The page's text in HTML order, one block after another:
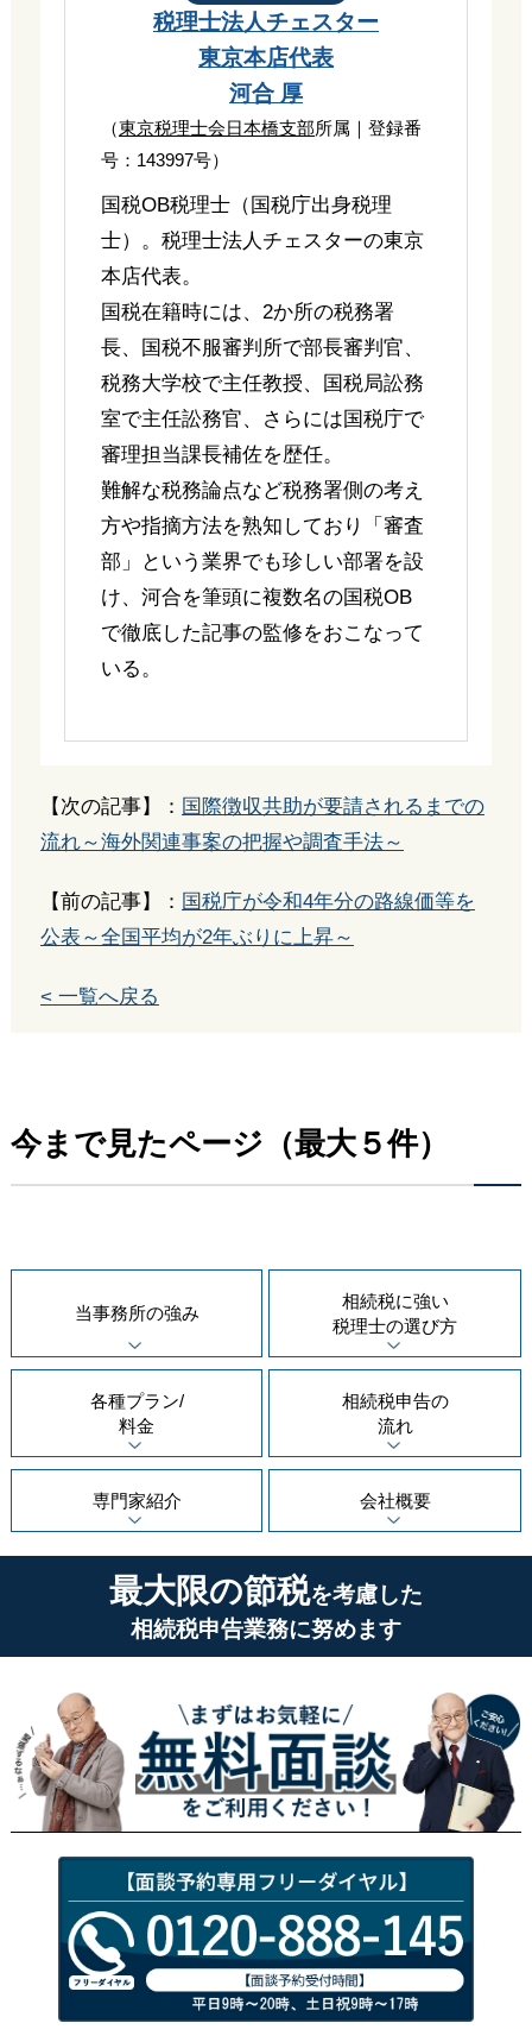
税理士法人チェスター
東京本店代表
河合 厚
（東京税理士会日本橋支部所属｜登録番
号：143997号）
国税OB税理士（国税庁出身税理
士）。税理士法人チェスターの東京
本店代表。
国税在籍時には、2か所の税務署
長、国税不服審判所で部長審判官、
税務大学校で主任教授、国税局訟務
室で主任訟務官、さらには国税庁で
審理担当課長補佐を歴任。
難解な税務論点など税務署側の考え
方や指摘方法を熟知しており「審査
部」という業界でも珍しい部署を設
け、河合を筆頭に複数名の国税OB
で徹底した記事の監修をおこなって
いる。
【次の記事】： 国際徴収共助が要請されるまでの
流れ～海外関連事案の把握や調査手法～
【前の記事】： 国税庁が令和4年分の路線価等を
公表～全国平均が2年ぶりに上昇～
< 一覧へ戻る
今まで見たページ（最大５件）
当事務所の強み
相続税に強い
税理士の選び方
各種プラン/
料金
相続税申告の
流れ
専門家紹介 会社概要
最大限の節税を考慮した
相続税申告業務に努めます